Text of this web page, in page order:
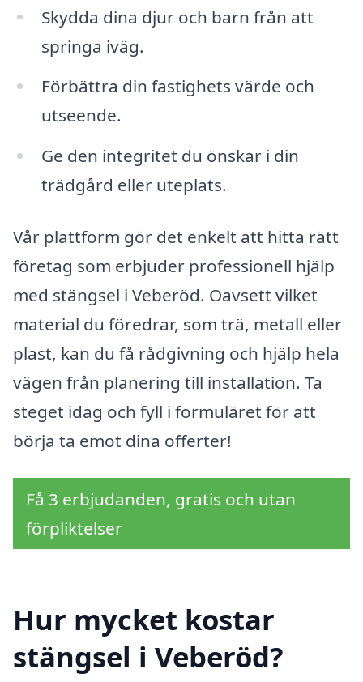
Skydda dina djur och barn från att
springa iväg.
Förbättra din fastighets värde och
utseende.
Ge den integritet du önskar i din
trädgård eller uteplats.
Vår plattform gör det enkelt att hitta rätt
företag som erbjuder professionell hjälp
med stängsel i Veberöd. Oavsett vilket
material du föredrar, som trä, metall eller
plast, kan du få rådgivning och hjälp hela
vägen från planering till installation. Ta
steget idag och fyll i formuläret för att
börja ta emot dina offerter!
Få 3 erbjudanden, gratis och utan
förpliktelser
Hur mycket kostar
stängsel i Veberöd?